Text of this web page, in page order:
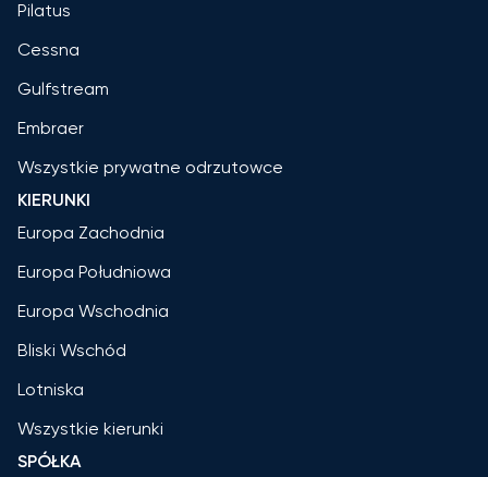
Pilatus
Cessna
Gulfstream
Embraer
Wszystkie prywatne odrzutowce
KIERUNKI
Europa Zachodnia
Europa Południowa
Europa Wschodnia
Bliski Wschód
Lotniska
Wszystkie kierunki
SPÓŁKA